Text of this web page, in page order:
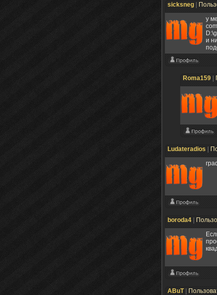
sicksneg
у
и
Roma159
Ludateradios
boroda4
ABuT|